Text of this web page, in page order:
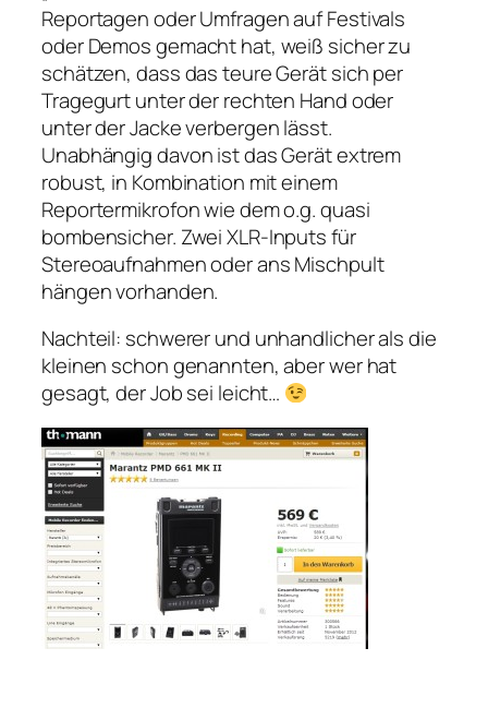
Reportagen oder Umfragen auf Festivals
oder Demos gemacht hat, weiß sicher zu
schätzen, dass das teure Gerät sich per
Tragegurt unter der rechten Hand oder
unter der Jacke verbergen lässt.
Unabhängig davon ist das Gerät extrem
robust, in Kombination mit einem
Reportermikrofon wie dem o.g. quasi
bombensicher. Zwei XLR-Inputs für
Stereoaufnahmen oder ans Mischpult
hängen vorhanden.
Nachteil: schwerer und unhandlicher als die
kleinen schon genannten, aber wer hat
gesagt, der Job sei leicht…